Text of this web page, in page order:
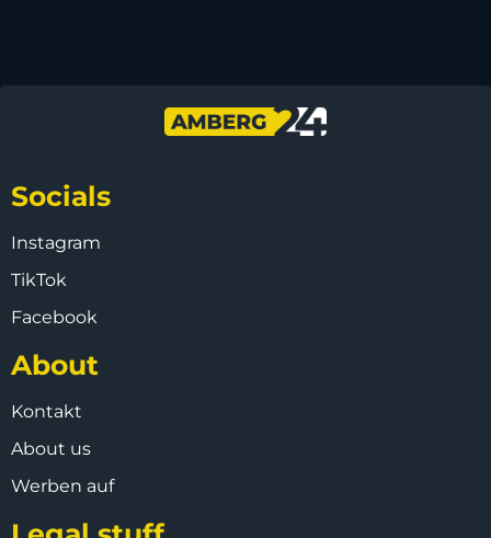
Socials
Instagram
TikTok
Facebook
About
Kontakt
About us
Werben auf